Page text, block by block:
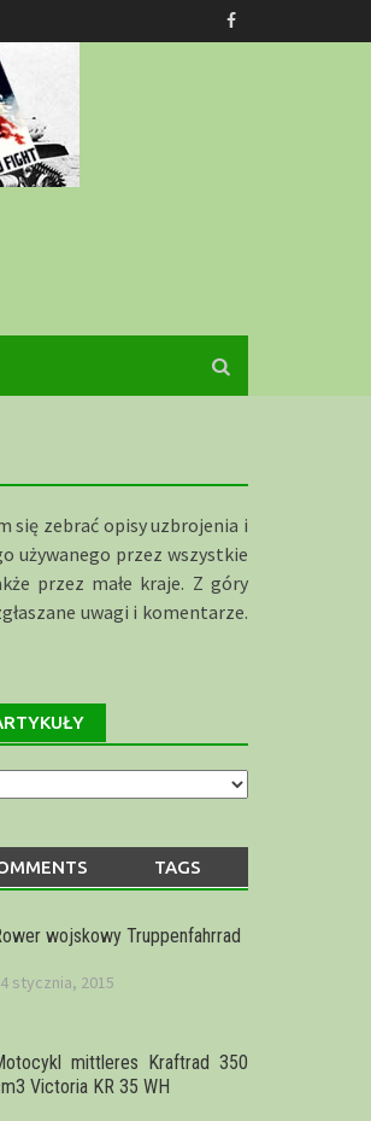
się zebrać opisy uzbrojenia i
używanego przez wszystkie
przez małe kraje. Z góry
uwagi i komentarze.
TAGS
wojskowy Truppenfahrrad
stycznia, 2015
mittleres Kraftrad 350
Victoria KR 35 WH